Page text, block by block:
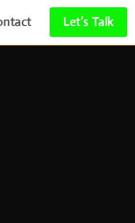
Let’s Talk